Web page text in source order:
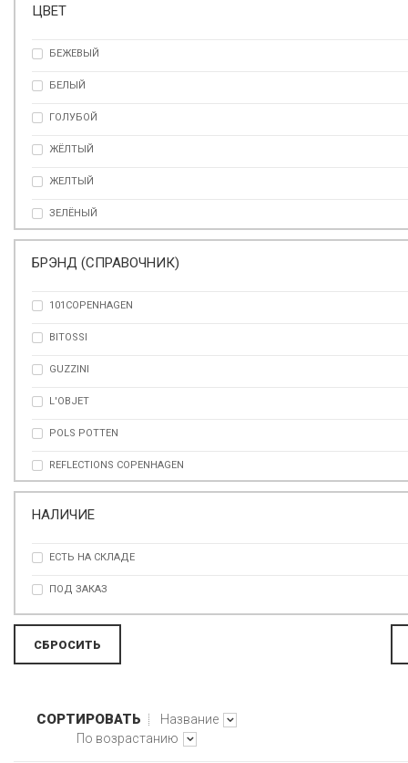
НЕРЖАВЕЮЩАЯ СТАЛЬ
ПЛАТИНА
СТЕКЛО
СТЕКЛО
ФАРФОР
ФАРФОР
ЦВЕТ
БЕЖЕВЫЙ
БЕЛЫЙ
ГОЛУБОЙ
ЖЁЛТЫЙ
ЖЕЛТЫЙ
ЗЕЛЁНЫЙ
ЗЕЛЕНЫЙ
ЗОЛОТОЙ
КОРИЧНЕВЫЙ
КОФЕЙНЫЙ
МОЛОЧНЫЙ
МУЛЬТИКОЛОР
ПРОЗРАЧНЫЙ
СЕРЕБРИСТЫЙ
СЕРЫЙ
СИНИЙ
ЧЁРНЫЙ
ЯНТАРНЫЙ (ПРОЗРАЧНЫЙ)
БРЭНД (СПРАВОЧНИК)
101COPENHAGEN
BITOSSI
GUZZINI
L'OBJET
POLS POTTEN
REFLECTIONS COPENHAGEN
SELETTI
НАЛИЧИЕ
ЕСТЬ НА СКЛАДЕ
ПОД ЗАКАЗ
СОРТИРОВАТЬ
Название
По возрастанию